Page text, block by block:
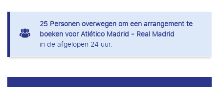
25 Personen overwegen om een arrangement te
boeken voor Atlético Madrid - Real Madrid
in de afgelopen 24 uur.